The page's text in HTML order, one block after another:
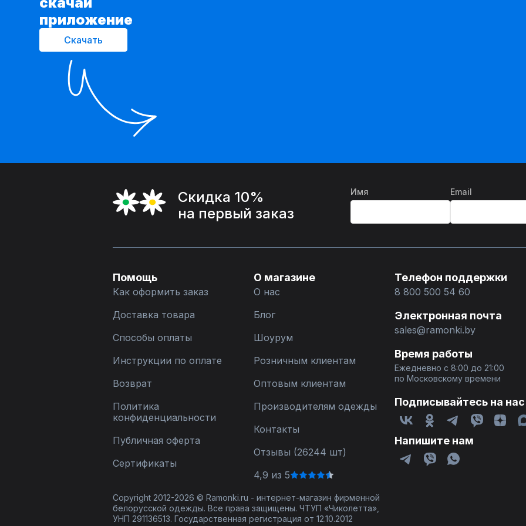
приложение
Скачать
Скидка 10%
на первый заказ
Имя Email
Помощь
Как оформить заказ
Доставка товара
Способы оплаты
Инструкции по оплате
Возврат
Политика
конфиденциальности
Публичная оферта
Сертификаты
О магазине
О нас
Блог
Шоурум
Розничным клиентам
Оптовым клиентам
Производителям одежды
Контакты
Отзывы (26244 шт)
4,9 из 5
Телефон поддержки
8 800 500 54 60
Электронная почта
sales@ramonki.by
Время работы
Ежедневно с 8:00 до 21:00
по Московскому времени
Подписывайтесь на нас
Напишите нам
Copyright 2012-2026 © Ramonki.ru - интернет-магазин фирменной
белорусской одежды. Все права защищены. ЧТУП «Чиколетта»,
УНП 291136513. Государственная регистрация от 12.10.2012